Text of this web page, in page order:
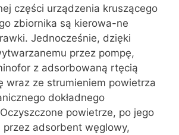
części urządzenia kruszącego
zbiornika są kierowa-ne
Jednocześnie, dzięki
przez pompę,
z adsorbowaną rtęcią
wraz ze strumieniem powietrza
dokładnego
powietrze, po jego
przez adsorbent węglowy,